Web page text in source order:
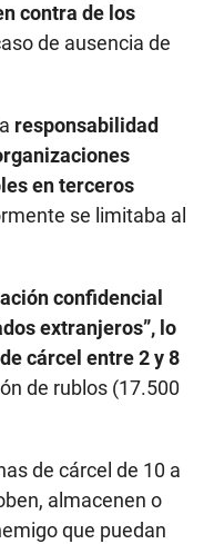
contra de los
de ausencia de
responsabilidad
en terceros
se limitaba al
confidencial
extranjeros”, lo
cárcel entre 2 y 8
de rublos (17.500
de cárcel de 10 a
almacenen o
que puedan